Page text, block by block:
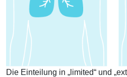
Die Einteilung in „limited“ und